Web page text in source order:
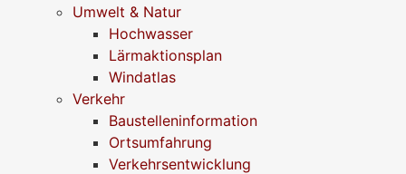
Umwelt & Natur
Hochwasser
Lärmaktionsplan
Windatlas
Verkehr
Baustelleninformation
Ortsumfahrung
Verkehrsentwicklung